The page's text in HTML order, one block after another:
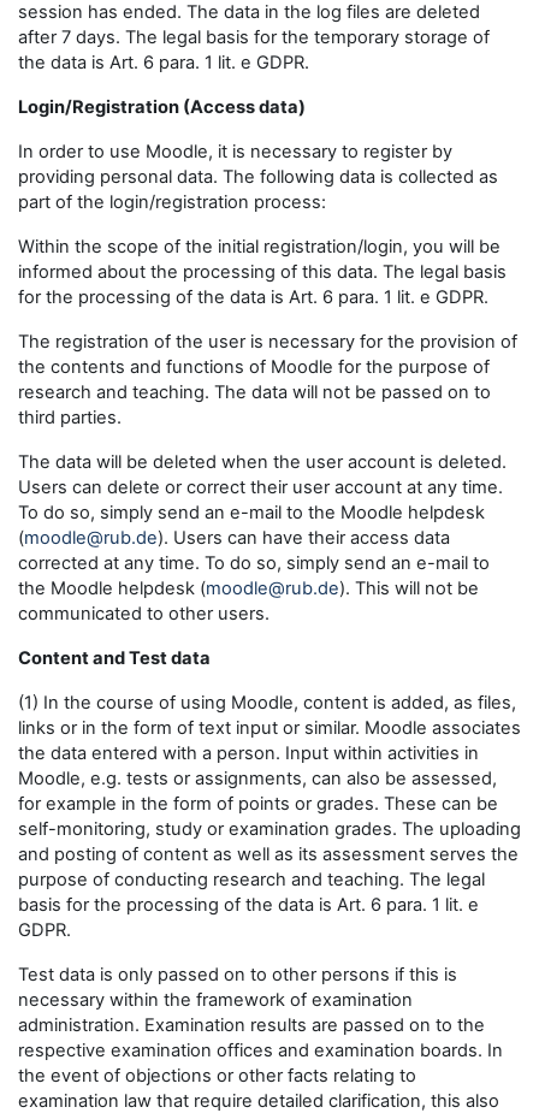
session has ended. The data in the log files are deleted
after 7 days. The legal basis for the temporary storage of
the data is Art. 6 para. 1 lit. e GDPR.
Login/Registration (Access data)
In order to use Moodle, it is necessary to register by
providing personal data. The following data is collected as
part of the login/registration process:
Within the scope of the initial registration/login, you will be
informed about the processing of this data. The legal basis
for the processing of the data is Art. 6 para. 1 lit. e GDPR.
The registration of the user is necessary for the provision of
the contents and functions of Moodle for the purpose of
research and teaching. The data will not be passed on to
third parties.
The data will be deleted when the user account is deleted.
Users can delete or correct their user account at any time.
To do so, simply send an e-mail to the Moodle helpdesk
(moodle@rub.de). Users can have their access data
corrected at any time. To do so, simply send an e-mail to
the Moodle helpdesk (moodle@rub.de). This will not be
communicated to other users.
Content and Test data
(1) In the course of using Moodle, content is added, as files,
links or in the form of text input or similar. Moodle associates
the data entered with a person. Input within activities in
Moodle, e.g. tests or assignments, can also be assessed,
for example in the form of points or grades. These can be
self-monitoring, study or examination grades. The uploading
and posting of content as well as its assessment serves the
purpose of conducting research and teaching. The legal
basis for the processing of the data is Art. 6 para. 1 lit. e
GDPR.
Test data is only passed on to other persons if this is
necessary within the framework of examination
administration. Examination results are passed on to the
respective examination offices and examination boards. In
the event of objections or other facts relating to
examination law that require detailed clarification, this also